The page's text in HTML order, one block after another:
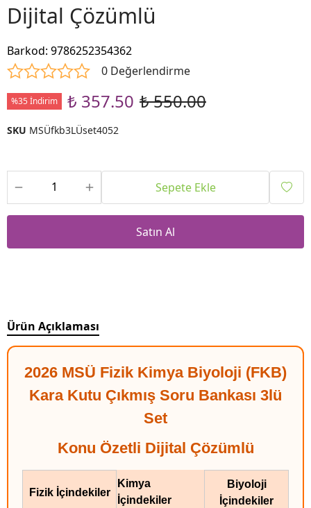
Dijital Çözümlü
Barkod: 9786252354362
0 Değerlendirme
%35 İndirim ₺ 357.50 ₺ 550.00
SKU MSÜfkb3LÜset4052
Sepete Ekle
Satın Al
Ürün Açıklaması
2026 MSÜ Fizik Kimya Biyoloji (FKB)
Kara Kutu Çıkmış Soru Bankası 3lü
Set
Konu Özetli Dijital Çözümlü
Fizik İçindekiler
Kimya
İçindekiler
Biyoloji
İçindekiler